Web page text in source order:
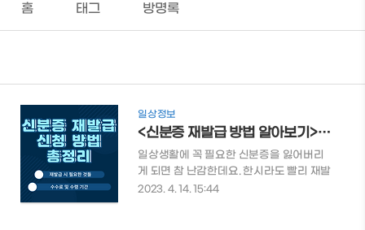
홈 태그 방명록
일상정보
<신분증 재발급 방법 알아보기> 주민등록증 재발급 온라인/오프라인 총정리
일상생활에 꼭 필요한 신분증을 잃어버리
게 되면 참 난감한데요. 한시라도 빨리 재발
급을 받기 위해 필요한 것들을 빠르게 체크
2023. 4. 14. 15:44